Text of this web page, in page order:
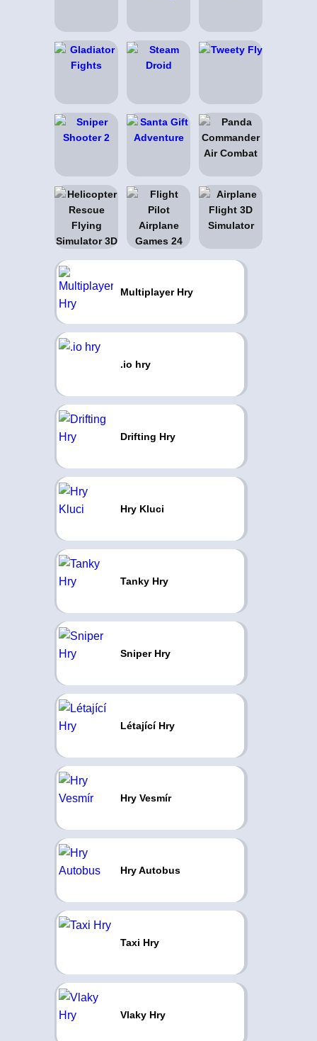
Multiplayer Hry
.io hry
Drifting Hry
Hry Kluci
Tanky Hry
Sniper Hry
Létající Hry
Hry Vesmír
Hry Autobus
Taxi Hry
Vlaky Hry